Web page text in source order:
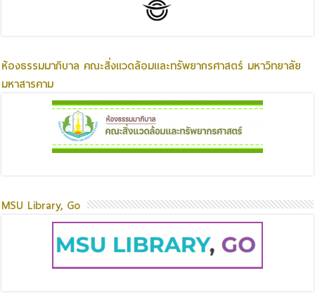
ห้องธรรมมาภิบาล คณะสิ่งแวดล้อมและทรัพยากรศาสตร์ มหาวิทยาลัย
มหาสารคาม
MSU Library, Go